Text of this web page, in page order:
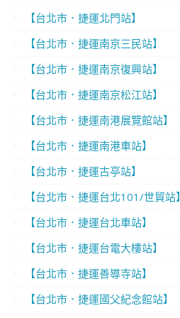
【台北市．捷運北門站】
【台北市．捷運南京三民站】
【台北市．捷運南京復興站】
【台北市．捷運南京松江站】
【台北市．捷運南港展覽館站】
【台北市．捷運南港車站】
【台北市．捷運古亭站】
【台北市．捷運台北101/世貿站】
【台北市．捷運台北車站】
【台北市．捷運台電大樓站】
【台北市．捷運善導寺站】
【台北市．捷運國父紀念館站】